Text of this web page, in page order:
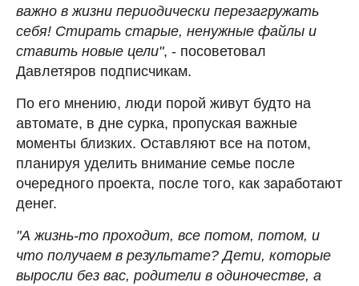
важно в жизни периодически перезагружать
себя! Стирать старые, ненужные файлы и
ставить новые цели", - посоветовал
Давлетяров подписчикам.
По его мнению, люди порой живут будто на
автомате, в дне сурка, пропуская важные
моменты близких. Оставляют все на потом,
планируя уделить внимание семье после
очередного проекта, после того, как заработают
денег.
"А жизнь-то проходит, все потом, потом, и
что получаем в результате? Дети, которые
выросли без вас, родители в одиночестве, а